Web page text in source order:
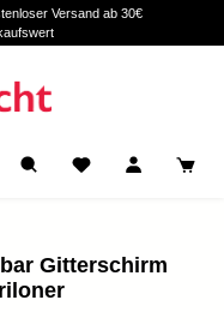
Versand ab 30€
Gitterschirm